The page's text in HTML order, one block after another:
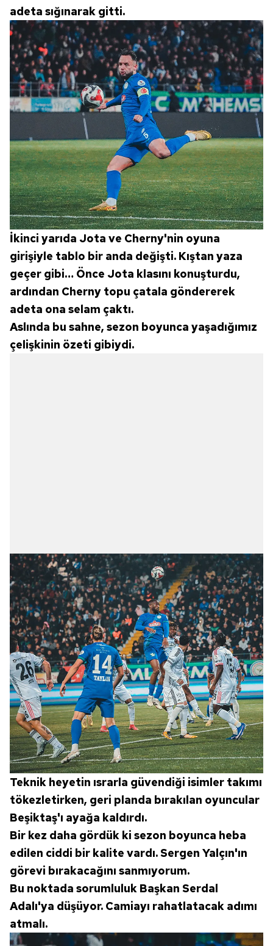
adeta sığınarak gitti.
İkinci yarıda Jota ve Cherny'nin oyuna
girişiyle tablo bir anda değişti. Kıştan yaza
geçer gibi… Önce Jota klasını konuşturdu,
ardından Cherny topu çatala göndererek
adeta ona selam çaktı.
Aslında bu sahne, sezon boyunca yaşadığımız
çelişkinin özeti gibiydi.
Teknik heyetin ısrarla güvendiği isimler takımı
tökezletirken, geri planda bırakılan oyuncular
Beşiktaş'ı ayağa kaldırdı.
Bir kez daha gördük ki sezon boyunca heba
edilen ciddi bir kalite vardı. Sergen Yalçın'ın
görevi bırakacağını sanmıyorum.
Bu noktada sorumluluk Başkan Serdal
Adalı'ya düşüyor. Camiayı rahatlatacak adımı
atmalı.